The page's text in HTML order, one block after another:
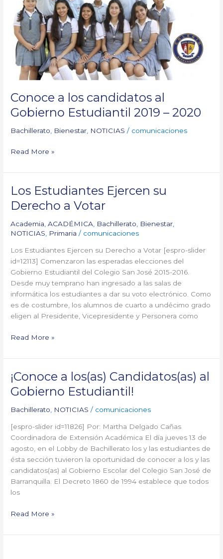
Conoce a los candidatos al
Gobierno Estudiantil 2019 – 2020
Bachillerato, Bienestar, NOTICIAS / comunicaciones
Read More »
Los Estudiantes Ejercen su
Derecho a Votar
Academia ,ACADÉMICA Bachillerato Bienestar
NOTICIAS
Primaria / comunicaciones
Los Estudiantes Ejercen su Derecho a Votar [espro-slider
id=12113] Comenzaron las esperadas elecciones del
Gobierno Estudiantil del Colegio San José 2015-2016.
Desde muy temprano han ingresado a las salas de
informática los estudiantes a dar su voto electrónico. Como
es de costumbre, los alumnos de cuarto a undécimo grado
eligen al Presidente, Vicepresidente y Personera como
Los
Estudiantes
Ejercen
su
Derecho
Votar
Read More »
¡Conoce a los(as) Candidatos(as) al
Gobierno Estudiantil!
Bachillerato NOTICIAS / comunicaciones
[espro-slider id=11826] Por: Martha Delgado Cañas
Coordinadora de Extensión Académica El día jueves 13 de
agosto, en el Lobby de Bachillerato los y las estudiantes de
ésta sección tuvieron la oportunidad de conocer a los y las
candidatos(as) al Gobierno Escolar del Colegio San José de
Barranquilla. El Decreto 1860 de 1994 establece que todos
los
¡Conoce
a
los(as)
Candidatos(as)
Gobierno
Estudiantil!
Read More »